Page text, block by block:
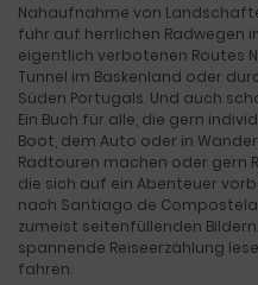
Nahaufnahme von
fuhr auf herrlichen Radwegen
eigentlich verbotenen Routes
Tunnel im Baskenland oder
Süden Portugals. Und auch
Ein Buch für alle, die gern
Boot, dem Auto oder in
Radtouren machen oder gern
die sich auf ein Abenteuer
nach Santiago de Compostela
zumeist seitenfüllenden
spannende Reiseerzählung
fahren.